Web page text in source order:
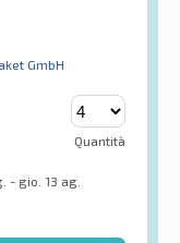
GmbH
Quantità
- gio. 13 ag.